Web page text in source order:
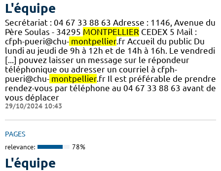
L'équipe
Secrétariat : 04 67 33 88 63 Adresse : 1146, Avenue du
Père Soulas - 34295 MONTPELLIER CEDEX 5 Mail :
cfph-pueri@chu- montpellier.fr Accueil du public Du
lundi au jeudi de 9h à 12h et de 14h à 16h. Le vendredi
[...] pouvez laisser un message sur le répondeur
téléphonique ou adresser un courriel à cfph-
pueri@chu- montpellier.fr Il est préférable de prendre
rendez-vous par téléphone au 04 67 33 88 63 avant de
vous déplacer
29/10/2024 10:43
PAGES
relevance: 78%
L'équipe